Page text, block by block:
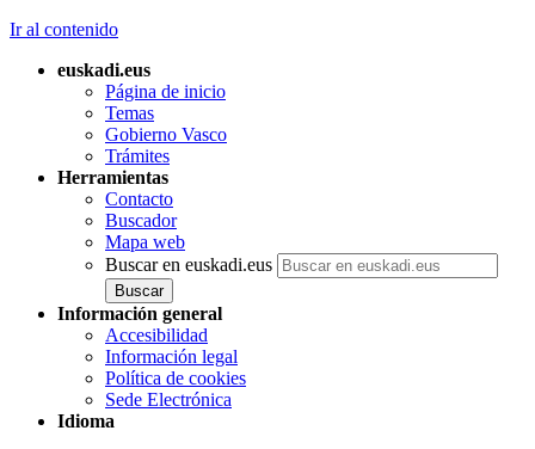
Ir al contenido
euskadi.eus
Página de inicio
Temas
Gobierno Vasco
Trámites
Herramientas
Contacto
Buscador
Mapa web
Buscar en euskadi.eus
Información general
Accesibilidad
Información legal
Política de cookies
Sede Electrónica
Idioma